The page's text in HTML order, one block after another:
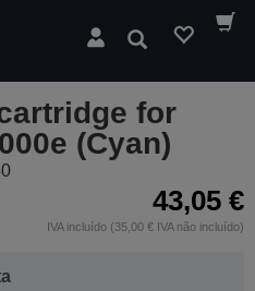
Pesquisar
for
(Cyan)
43,05 €
IVA incluído (35,00 € IVA não incluído)